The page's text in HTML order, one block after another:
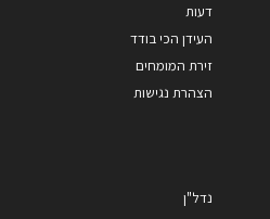
דעות
העידן הכי בודד
זירת המומחים
הצהרת נגישות
נדל"ן